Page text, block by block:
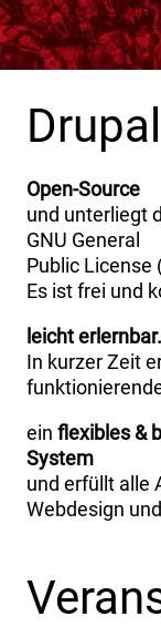
Open-Source
und unterliegt
GNU General
Public License
Es ist frei und
leicht erlernbar.
In kurzer Zeit
ein flexibles &
System
und erfüllt alle
Webdesign